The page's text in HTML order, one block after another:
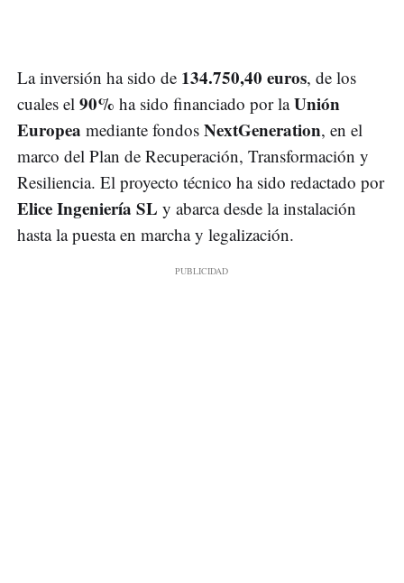
La inversión ha sido de 134.750,40 euros, de los
cuales el 90% ha sido financiado por laUnión
Europea mediante fondos NextGeneration, en el
marco del Plan de Recuperación, Transformación y
Resiliencia. El proyecto técnico ha sido redactado por
Elice Ingeniería SL y abarca desde la instalación
hasta la puesta en marcha y legalización.